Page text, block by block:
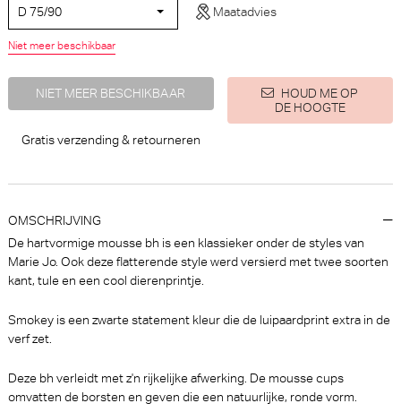
PrimaDonna Twist
€ 40,90
PrimaDonna
D 75/90 Maatadvies
Niet meer beschikbaar
NIET MEER BESCHIKBAAR
HOUD ME OP
DE HOOGTE
Gratis verzending & retourneren
OMSCHRIJVING
De hartvormige mousse bh is een klassieker onder de styles van
Marie Jo. Ook deze flatterende style werd versierd met twee soorten
kant, tule en een cool dierenprintje.
Smokey is een zwarte statement kleur die de luipaardprint extra in de
verf zet.
Deze bh verleidt met z'n rijkelijke afwerking. De mousse cups
omvatten de borsten en geven die een natuurlijke, ronde vorm.